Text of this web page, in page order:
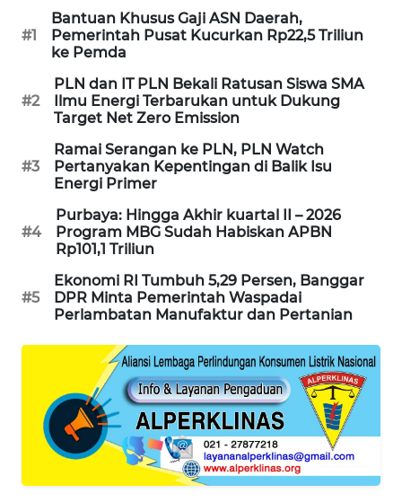
#1
Bantuan Khusus Gaji ASN Daerah,
Pemerintah Pusat Kucurkan Rp22,5 Triliun
ke Pemda
#2
PLN dan IT PLN Bekali Ratusan Siswa SMA
Ilmu Energi Terbarukan untuk Dukung
Target Net Zero Emission
#3
Ramai Serangan ke PLN, PLN Watch
Pertanyakan Kepentingan di Balik Isu
Energi Primer
#4
Purbaya: Hingga Akhir kuartal II – 2026
Program MBG Sudah Habiskan APBN
Rp101,1 Triliun
#5
Ekonomi RI Tumbuh 5,29 Persen, Banggar
DPR Minta Pemerintah Waspadai
Perlambatan Manufaktur dan Pertanian
NEWS
SIDIKALANG
NEWS
SIBARAGAS
NEWS
METRO
SIANTAR
NEWS
METRO
MEDAN
NEWS
NEWS
KRT